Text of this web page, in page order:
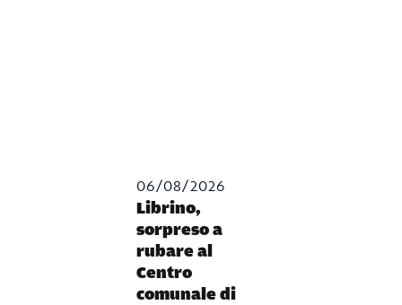
06/08/2026
Librino,
sorpreso a
rubare al
Centro
comunale di